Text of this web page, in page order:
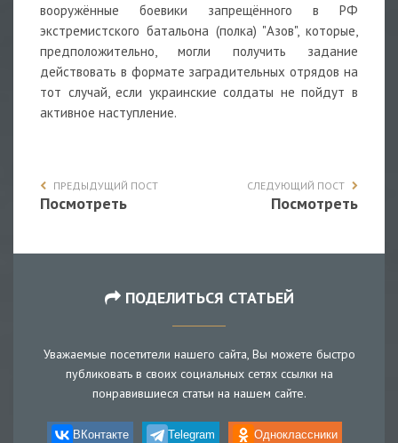
вооружённые боевики запрещённого в РФ
экстремистского батальона (полка) "Азов", которые,
предположительно, могли получить задание
действовать в формате заградительных отрядов на
тот случай, если украинские солдаты не пойдут в
активное наступление.
ПРЕДЫДУЩИЙ ПОСТ
Посмотреть
СЛЕДУЮЩИЙ ПОСТ
Посмотреть
ПОДЕЛИТЬСЯ СТАТЬЕЙ
Уважаемые посетители нашего сайта, Вы можете быстро
публиковать в своих социальных сетях ссылки на
понравившиеся статьи на нашем сайте.
ВКонтакте Telegram Одноклассники